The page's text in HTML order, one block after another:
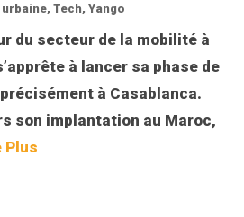
, Tech, Yango
du secteur de la mobilité à
à lancer sa phase de
à Casablanca.
son implantation au Maroc,
Plus